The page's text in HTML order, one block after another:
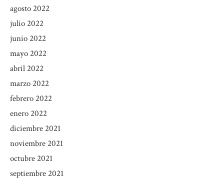
agosto 2022
julio 2022
junio 2022
mayo 2022
abril 2022
marzo 2022
febrero 2022
enero 2022
diciembre 2021
noviembre 2021
octubre 2021
septiembre 2021